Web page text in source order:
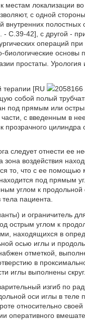
местам локализации
с одной
внутренних
С.39-42], с другой -
операций
биологические основы
простаты. Урология
терапии [RU
собой полый
под прямым или
с введенным в
прозрачного
следует отнести ее
воздействия
то, что с ее помощью
под прямым
углом к продольной
пациента.
и ограничитель
острым углом к
находящихся в
осью иглы и
отметкой,
в
иглы выполнены
изгиб по
оси иглы в теле
относительно
оперативного